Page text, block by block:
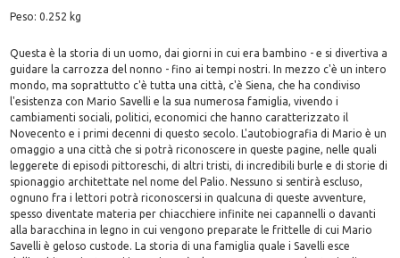
Peso: 0.252 kg
Questa è la storia di un uomo, dai giorni in cui era bambino - e si divertiva a
guidare la carrozza del nonno - fino ai tempi nostri. In mezzo c'è un intero
mondo, ma soprattutto c'è tutta una città, c'è Siena, che ha condiviso
l'esistenza con Mario Savelli e la sua numerosa famiglia, vivendo i
cambiamenti sociali, politici, economici che hanno caratterizzato il
Novecento e i primi decenni di questo secolo. L'autobiografia di Mario è un
omaggio a una città che si potrà riconoscere in queste pagine, nelle quali
leggerete di episodi pittoreschi, di altri tristi, di incredibili burle e di storie di
spionaggio architettate nel nome del Palio. Nessuno si sentirà escluso,
ognuno fra i lettori potrà riconoscersi in qualcuna di queste avventure,
spesso diventate materia per chiacchiere infinite nei capannelli o davanti
alla baracchina in legno in cui vengono preparate le frittelle di cui Mario
Savelli è geloso custode. La storia di una famiglia quale i Savelli esce